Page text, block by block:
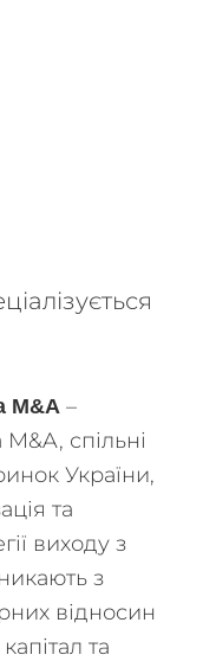
M&A –
спільні
України,
та
виходу з
з
відносин
та